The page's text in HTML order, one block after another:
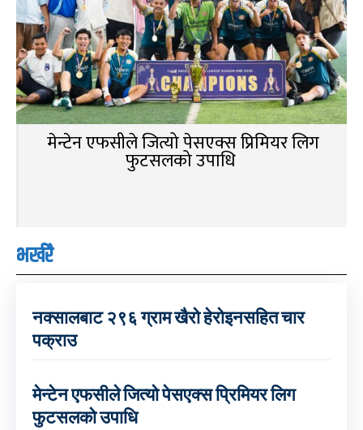
मेन्टेन एफसीले जित्यो पेसएक्स प्रिमियर लिग
फुटसलको उपाधि
भर्खरै
नक्सालबाट २९६ ग्राम खैरो हेरोइनसहित चार
पक्राउ
मेन्टेन एफसीले जित्यो पेसएक्स प्रिमियर लिग
फुटसलको उपाधि